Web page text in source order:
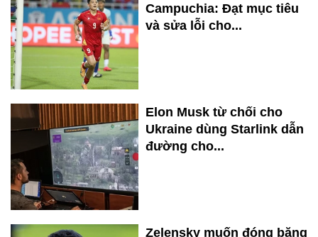
Campuchia: Đạt mục tiêu
và sửa lỗi cho...
Elon Musk từ chối cho
Ukraine dùng Starlink dẫn
đường cho...
Zelensky muốn đóng băng